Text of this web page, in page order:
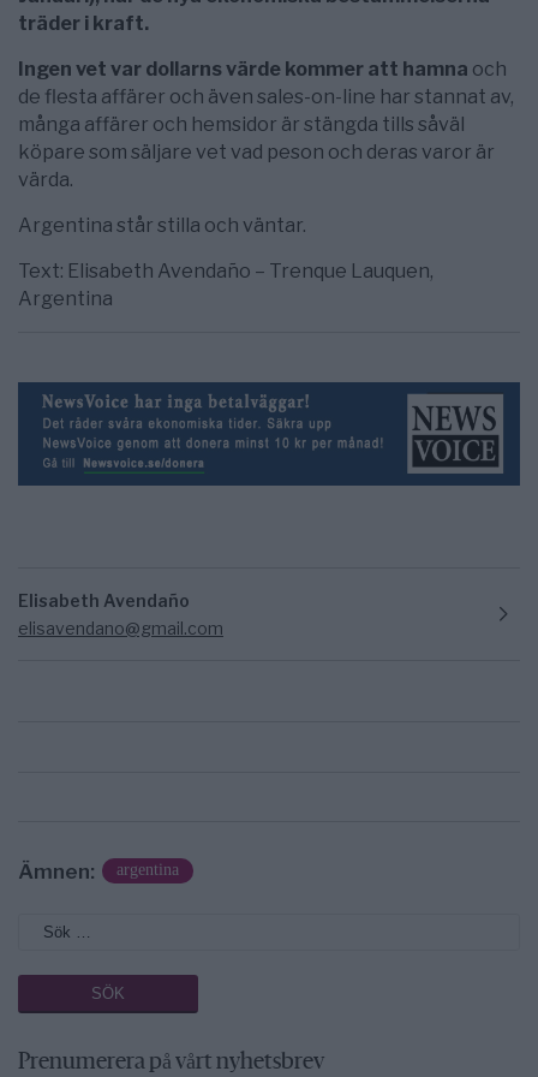
träder i kraft.
Ingen vet var dollarns värde kommer att hamna och
de flesta affärer och även sales-on-line har stannat av,
många affärer och hemsidor är stängda tills såväl
köpare som säljare vet vad peson och deras varor är
värda.
Argentina står stilla och väntar.
Text: Elisabeth Avendaño – Trenque Lauquen,
Argentina
Elisabeth Avendaño
elisavendano@gmail.com
Ämnen: argentina
Prenumerera på vårt nyhetsbrev